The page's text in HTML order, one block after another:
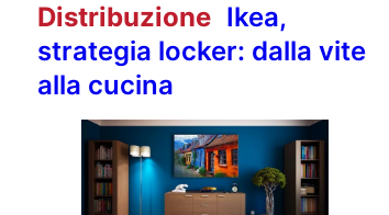
Distribuzione Ikea,
strategia locker: dalla vite
alla cucina